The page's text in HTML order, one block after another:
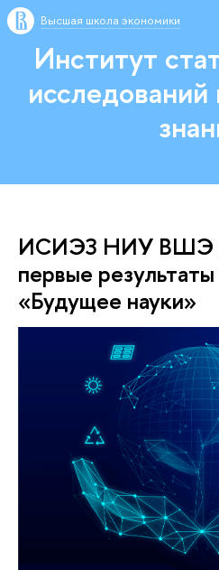
Высшая школа экономики
Институт
ИСИЭЗ НИУ ВШЭ
первые
«Будущее науки»